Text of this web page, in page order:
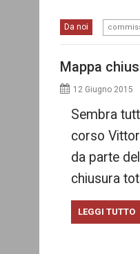
Da noi
Mappa
12 Giugno 2015
Sembra
corso
da parte
chiusura
LEGGI TUTTO